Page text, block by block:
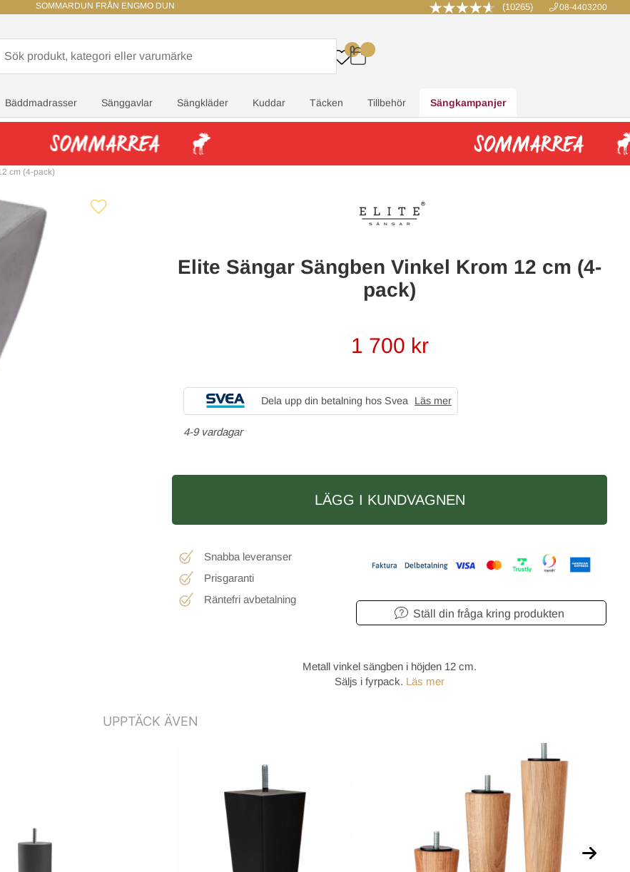
SOMMARDUN FRÅN ENGMO DUN (10265) 08-4403200
0
..
Bäddmadrasser Sänggavlar Sängkläder Kuddar Täcken Tillbehör Sängkampanjer
cm (4-pack)
Elite Sängar Sängben Vinkel Krom 12 cm (4-
pack)
1 700 kr
Dela upp din betalning hos Svea Läs mer
4-9 vardagar
LÄGG I KUNDVAGNEN
Snabba leveranser
Prisgaranti
Räntefri avbetalning
Ställ din fråga kring produkten
Metall vinkel sängben i höjden 12 cm.
Säljs i fyrpack. Läs mer
UPPTÄCK ÄVEN